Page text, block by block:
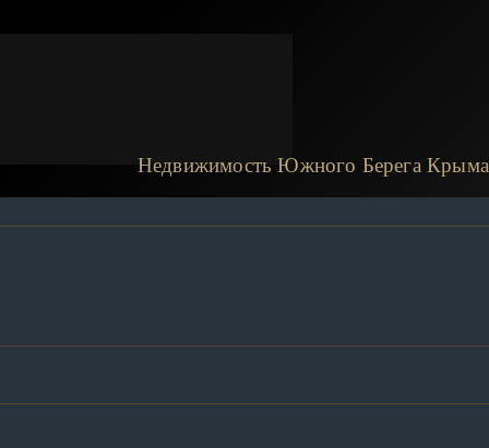
Недвижимость Южного Берега Крыма
Ялты